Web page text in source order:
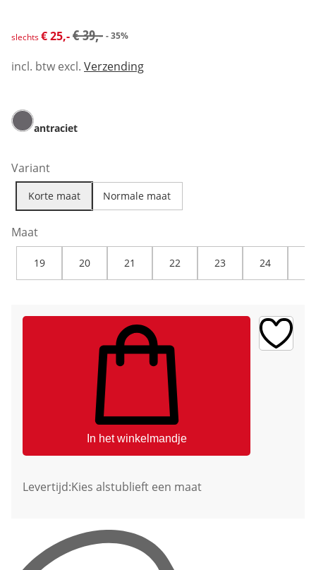
kortingsprijs: € 25,-, vorige prijs: € 39,-
slechts€ 25,-€ 39,- - 35%
incl. btw excl. Verzending
antraciet
Variant
Korte maat Normale maat
Maat
19 20 21 22 23 24
In het winkelmandje
Levertijd:Kies alstublieft een maat